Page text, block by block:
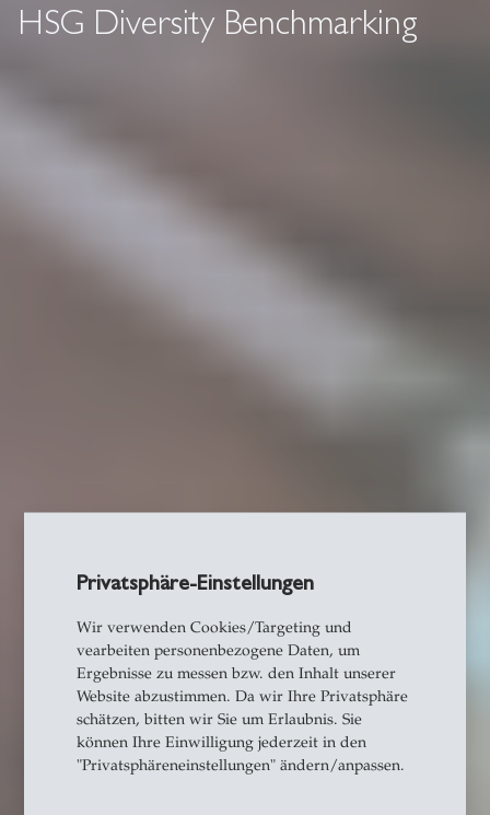
Privatsphäre-Einstellungen
Wir verwenden Cookies/Targeting und
vearbeiten personenbezogene Daten, um
Ergebnisse zu messen bzw. den Inhalt unserer
Website abzustimmen. Da wir Ihre Privatsphäre
schätzen, bitten wir Sie um Erlaubnis. Sie
können Ihre Einwilligung jederzeit in den
"Privatsphäreneinstellungen" ändern/anpassen.
HSG Diversity Benchmarking